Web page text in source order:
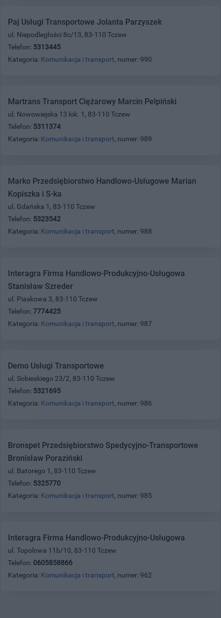
Paj Usługi Transportowe Jolanta Parzyszek
ul. Niepodległości 8c/13, 83-110 Tczew
Telefon: 5313445
Kategoria: Komunikacja i transport, numer: 990
Martrans Transport Ciężarowy Marcin Pelpiński
ul. Nowowiejska 13 lok. 1, 83-110 Tczew
Telefon: 5311374
Kategoria: Komunikacja i transport, numer: 989
Marko Przedsiębiorstwo Handlowo-Usługowe Marian
Kopiszka i S-ka
ul. Gdańska 1, 83-110 Tczew
Telefon: 5323542
Kategoria: Komunikacja i transport, numer: 988
Interagra Firma Handlowo-Produkcyjno-Usługowa
Stanisław Szreder
ul. Piaskowa 3, 83-110 Tczew
Telefon: 7774425
Kategoria: Komunikacja i transport, numer: 987
Demo Usługi Transportowe
ul. Sobieskiego 23/2, 83-110 Tczew
Telefon: 5321695
Kategoria: Komunikacja i transport, numer: 986
Bronspet Przedsiębiorstwo Spedycyjno-Transportowe
Bronisław Poraziński
ul. Batorego 1, 83-110 Tczew
Telefon: 5325770
Kategoria: Komunikacja i transport, numer: 985
Interagra Firma Handlowo-Produkcyjno-Usługowa
ul. Topolowa 11b/10, 83-110 Tczew
Telefon: 0605858866
Kategoria: Komunikacja i transport, numer: 962